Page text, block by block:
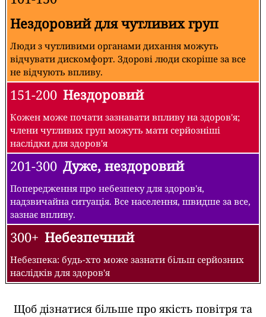
Нездоровий для чутливих груп
Люди з чутливими органами дихання можуть
відчувати дискомфорт. Здорові люди скоріше за все
не відчують впливу.
151-200 Нездоровий
Кожен може почати зазнавати впливу на здоров'я;
члени чутливих груп можуть мати серйозніші
наслідки для здоров'я
201-300 Дуже, нездоровий
Попередження про небезпеку для здоров'я,
надзвичайна ситуація. Все населення, швидше за все,
зазнає впливу.
300+ Небезпечний
Небезпека: будь-хто може зазнати більш серйозних
наслідків для здоров'я
Щоб дізнатися більше про якість повітря та